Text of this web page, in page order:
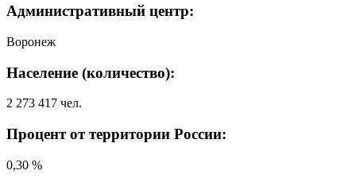
Административный центр:
Воронеж
Население (количество):
2 273 417 чел.
Процент от территории России:
0,30 %